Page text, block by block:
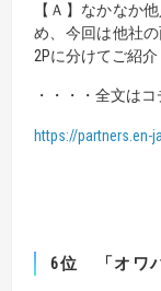
【Ａ】 なかなか
め、今回は他社
2Pに分けてご紹
・・・・全文はコ
https://partners.en-
6位 「オワ